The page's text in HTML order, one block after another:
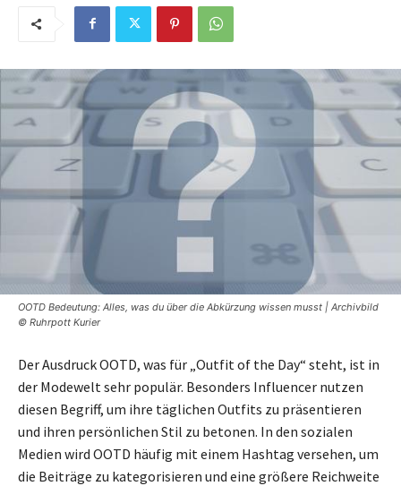
OOTD Bedeutung: Alles, was du über die Abkürzung wissen musst | Archivbild
© Ruhrpott Kurier
Der Ausdruck OOTD, was für „Outfit of the Day“ steht, ist in
der Modewelt sehr populär. Besonders Influencer nutzen
diesen Begriff, um ihre täglichen Outfits zu präsentieren
und ihren persönlichen Stil zu betonen. In den sozialen
Medien wird OOTD häufig mit einem Hashtag versehen, um
die Beiträge zu kategorisieren und eine größere Reichweite